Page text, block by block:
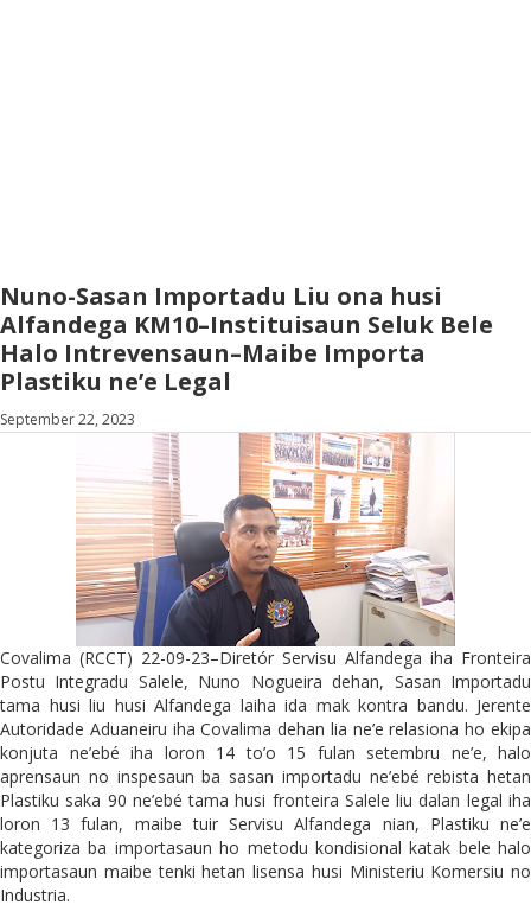
Nuno-Sasan Importadu Liu ona husi
Alfandega KM10–Instituisaun Seluk Bele
Halo Intrevensaun–Maibe Importa
Plastiku ne’e Legal
September 22, 2023
Covalima (RCCT) 22-09-23–Diretór Servisu Alfandega iha Fronteira
Postu Integradu Salele, Nuno Nogueira dehan, Sasan Importadu
tama husi liu husi Alfandega laiha ida mak kontra bandu. Jerente
Autoridade Aduaneiru iha Covalima dehan lia ne’e relasiona ho ekipa
konjuta ne’ebé iha loron 14 to’o 15 fulan setembru ne’e, halo
aprensaun no inspesaun ba sasan importadu ne’ebé rebista hetan
Plastiku saka 90 ne’ebé tama husi fronteira Salele liu dalan legal iha
loron 13 fulan, maibe tuir Servisu Alfandega nian, Plastiku ne’e
kategoriza ba importasaun ho metodu kondisional katak bele halo
importasaun maibe tenki hetan lisensa husi Ministeriu Komersiu no
Industria.